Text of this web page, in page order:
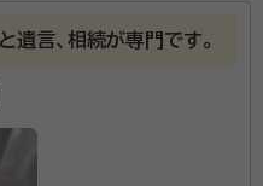
士、宅建士
販売営業の営業をしてました
たいとの想いから一念発起しこ
遺言、相続が専門です。